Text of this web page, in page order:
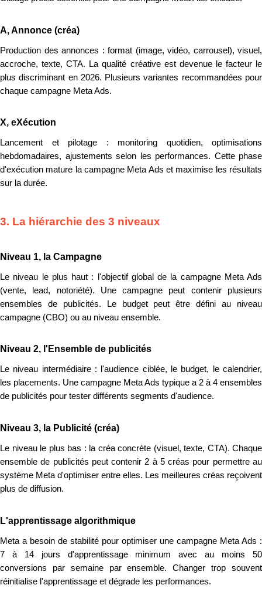
A, Annonce (créa)
Production des annonces : format (image, vidéo, carrousel), visuel,
accroche, texte, CTA. La qualité créative est devenue le facteur le
plus discriminant en 2026. Plusieurs variantes recommandées pour
chaque campagne Meta Ads.
X, eXécution
Lancement et pilotage : monitoring quotidien, optimisations
hebdomadaires, ajustements selon les performances. Cette phase
d'exécution mature la campagne Meta Ads et maximise les résultats
sur la durée.
3. La hiérarchie des 3 niveaux
Niveau 1, la Campagne
Le niveau le plus haut : l'objectif global de la campagne Meta Ads
(vente, lead, notoriété). Une campagne peut contenir plusieurs
ensembles de publicités. Le budget peut être défini au niveau
campagne (CBO) ou au niveau ensemble.
Niveau 2, l'Ensemble de publicités
Le niveau intermédiaire : l'audience ciblée, le budget, le calendrier,
les placements. Une campagne Meta Ads typique a 2 à 4 ensembles
de publicités pour tester différents segments d'audience.
Niveau 3, la Publicité (créa)
Le niveau le plus bas : la créa concrète (visuel, texte, CTA). Chaque
ensemble de publicités peut contenir 2 à 5 créas pour permettre au
système Meta d'optimiser entre elles. Les meilleures créas reçoivent
plus de diffusion.
L'apprentissage algorithmique
Meta a besoin de stabilité pour optimiser une campagne Meta Ads :
7 à 14 jours d'apprentissage minimum avec au moins 50
conversions par semaine par ensemble. Changer trop souvent
réinitialise l'apprentissage et dégrade les performances.